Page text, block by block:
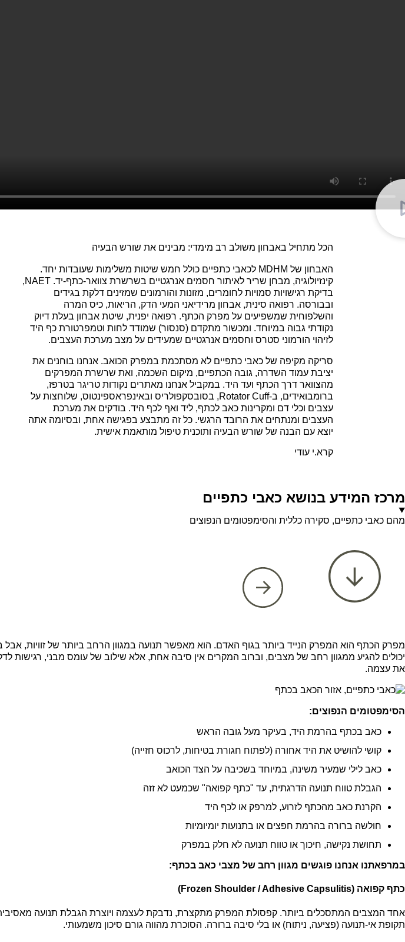
הכל מתחיל באבחון משולב רב מימדי: מבינים את שורש הבעיה
האבחון של MDHM לכאבי כתפיים כולל חמש שיטות משלימות שעובדות יחד.
קינזיולוגיה, מבחן שריר לאיתור חסמים אנרגטיים בשרשרת צוואר-כתף-יד. NAET,
בדיקת רגישויות סמויות לחומרים, מזונות והורמונים שמזינים דלקת בגידים
ובבורסה. רפואה סינית, אבחון מרידיאני המעי הדק, הריאות, כיס המרה
והשלפוחית שמשפיעים על מפרק הכתף. רפואה יפנית, שיטת אבחון בעלת דיוק
נקודתי גבוה במיוחד. ומכשור מתקדם (סנסור) שמודד לחות וטמפרטורת כף היד
לזיהוי הורמוני סטרס וחסמים אנרגטיים שמעידים על מצב מערכת העצבים.
סריקה מקיפה של כאבי כתפיים לא מסתכמת במפרק הכואב. אנחנו בוחנים את
יציבת עמוד השדרה, גובה הכתפיים, מיקום השכמה, ואת שרשרת המפרקים
מהצוואר דרך הכתף ועד היד. במקביל אנחנו מאתרים נקודות טריגר בטרפז,
ברומבואידים, ב-Rotator Cuff, בסובסקפולריס ובאינפראספינטוס, שלוחצות על
עצבים וכלי דם ומקרינות כאב לכתף, ליד ואף לכף היד. בודקים את מערכת
העצבים ומנתחים את הרובד הרגשי. כל זה מתבצע בפגישה אחת, ובסיומה אתה
יוצא עם הבנה של שורש הבעיה ותוכנית טיפול מותאמת אישית.
קרא.י עודי
מרכז המידע בנושא כאבי כתפיים
מהם כאבי כתפיים, סקירה כללית והסימפטומים הנפוצים
מפרק הכתף הוא המפרק הנייד ביותר בגוף האדם. הוא מאפשר תנועה במגוון הרחב ביותר של זוויות,
יכולים להגיע ממגוון רחב של מצבים, וברוב המקרים אין סיבה אחת, אלא שילוב של עומס מבני,
את עצמה.
הסימפטומים הנפוצים:
כאב בכתף בהרמת היד, בעיקר מעל גובה הראש
קושי להושיט את היד אחורה (לפתוח חגורת בטיחות, לרכוס חזייה)
כאב לילי שמעיר משינה, במיוחד בשכיבה על הצד הכואב
הגבלת טווח תנועה הדרגתית, עד "כתף קפואה" שכמעט לא זזה
הקרנת כאב מהכתף לזרוע, למרפק או לכף היד
חולשה ברורה בהרמת חפצים או בתנועות יומיומיות
תחושת נקישה, חיכוך או טווח תנועה לא חלק במפרק
במרפאתנו אנחנו פוגשים מגוון רחב של מצבי כאב בכתף:
כתף קפואה (Frozen Shoulder / Adhesive Capsulitis)
תקופת אי-תנועה (פציעה, ניתוח) או בלי סיבה ברורה. הסוכרת מהווה גורם סיכון משמעותי.